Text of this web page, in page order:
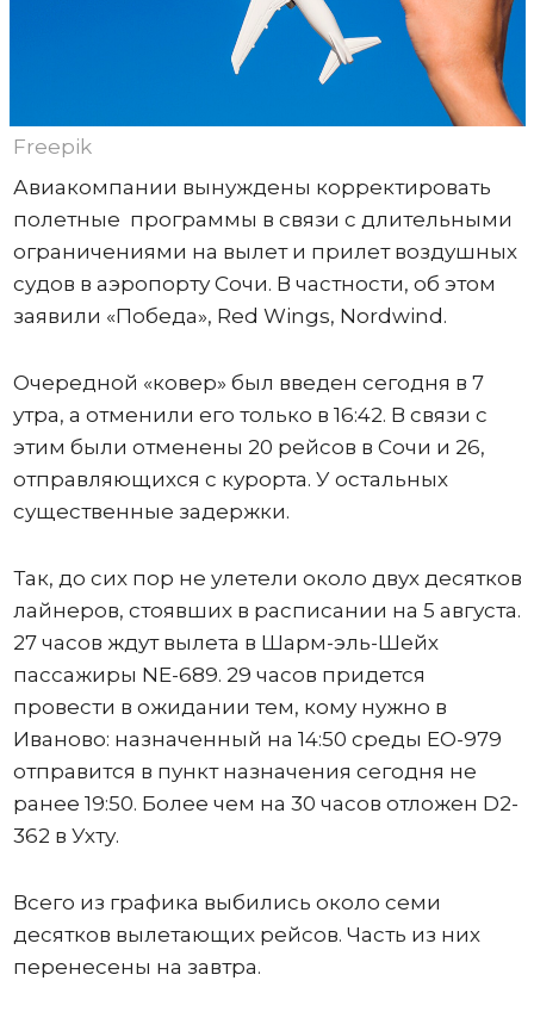
Freepik
Авиакомпании вынуждены корректировать
полетные программы в связи с длительными
ограничениями на вылет и прилет воздушных
судов в аэропорту Сочи. В частности, об этом
заявили «Победа», Red Wings, Nordwind.
Очередной «ковер» был введен сегодня в 7
утра, а отменили его только в 16:42. В связи с
этим были отменены 20 рейсов в Сочи и 26,
отправляющихся с курорта. У остальных
существенные задержки.
Так, до сих пор не улетели около двух десятков
лайнеров, стоявших в расписании на 5 августа.
27 часов ждут вылета в Шарм-эль-Шейх
пассажиры NE-689. 29 часов придется
провести в ожидании тем, кому нужно в
Иваново: назначенный на 14:50 среды ЕО-979
отправится в пункт назначения сегодня не
ранее 19:50. Более чем на 30 часов отложен D2-
362 в Ухту.
Всего из графика выбились около семи
десятков вылетающих рейсов. Часть из них
перенесены на завтра.